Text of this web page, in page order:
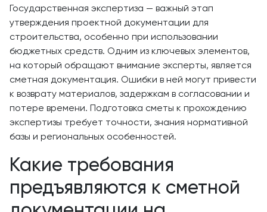
Государственная экспертиза — важный этап
утверждения проектной документации для
строительства, особенно при использовании
бюджетных средств. Одним из ключевых элементов,
на который обращают внимание эксперты, является
сметная документация. Ошибки в ней могут привести
к возврату материалов, задержкам в согласовании и
потере времени. Подготовка сметы к прохождению
экспертизы требует точности, знания нормативной
базы и региональных особенностей.
Какие требования
предъявляются к сметной